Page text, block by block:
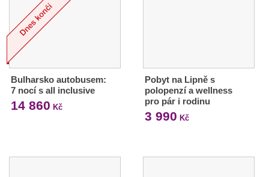
Bulharsko autobusem:
7 nocí s all inclusive
14 860 Kč
Pobyt na Lipně s
polopenzí a wellness
pro pár i rodinu
3 990 Kč